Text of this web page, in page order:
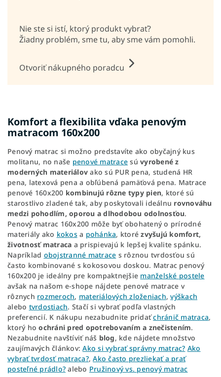
Nie ste si istí, ktorý produkt vybrať?
Žiadny problém, sme tu, aby sme vám pomohli.
Otvoriť nákupného poradcu
Komfort a flexibilita vďaka penovým
matracom 160x200
Penový matrac si možno predstavíte ako obyčajný kus
molitanu, no naše penové matrace sú vyrobené z
moderných materiálov ako sú PUR pena, studená HR
pena, latexová pena a obľúbená pamäťová pena. Matrace
penové 160x200 kombinujú rôzne typy pien, ktoré sú
starostlivo zladené tak, aby poskytovali ideálnu rovnováhu
medzi pohodlím, oporou a dlhodobou odolnosťou.
Penový matrac 160x200 môže byť obohatený o prírodné
materiály ako kokosa pohánka, ktorézvyšujú komfort,
životnosť matraca a prispievajú k lepšej kvalite spánku.
Napríklad obojstranné matrace s rôznou tvrdosťou sú
často kombinované s kokosovou doskou. Matrac penový
160x200 je ideálny pre kompaktnejšie manželské postele
avšak na našom e-shope nájdete penové matrace v
rôznych rozmeroch, materiálových zloženiach,výškach
alebo tvrdostiach. Stačí si vybrať podľa vlastných
preferencií. K nákupu nezabudnite pridaťchránič matraca,
ktorý hoochráni pred opotrebovaním a znečistením.
Nezabudnite navštíviť náš blog, kde nájdete množstvo
zaujímavých článkov:Ako si vybrať správny matrac? Ako
vybrať tvrdosť matraca?,Ako často prezliekať a prať
posteľné prádlo? alebo Pružinový vs. penový matrac